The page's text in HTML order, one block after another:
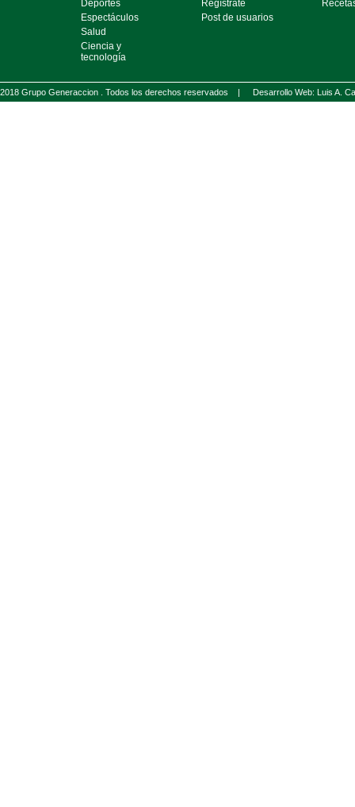
Deportes
Espectáculos
Salud
Ciencia y
tecnología
Regístrate
Post de usuarios
2018 Grupo Generaccion . Todos los derechos reservados | Desarrollo Web: Luis